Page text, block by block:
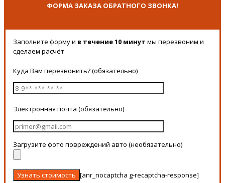
ФОРМА ЗАКАЗА ОБРАТНОГО ЗВОНКА!
Заполните форму и в течение 10 минут мы перезвоним и
сделаем расчёт
Куда Вам перезвонить? (обязательно)
Электронная почта (обязательно)
Загрузите фото повреждений авто (необязательно)
[anr_nocaptcha g-recaptcha-response]